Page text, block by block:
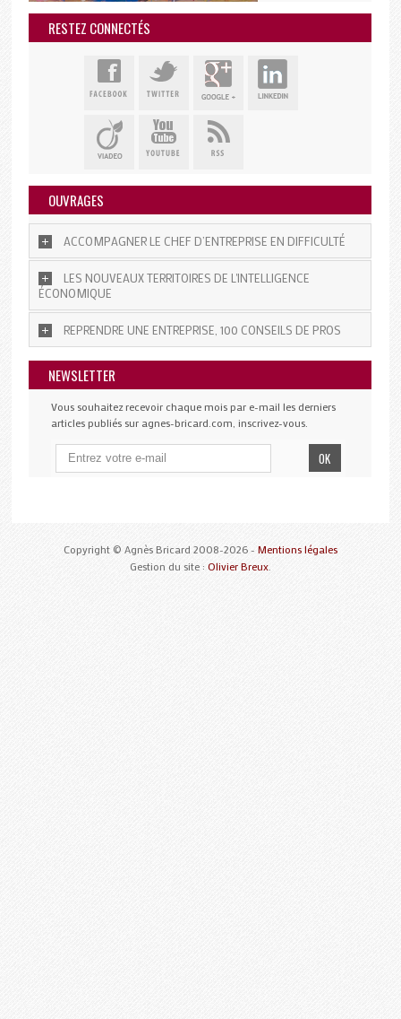
RESTEZ CONNECTÉS
OUVRAGES
ACCOMPAGNER LE CHEF D’ENTREPRISE EN DIFFICULTÉ
LES NOUVEAUX TERRITOIRES DE L'INTELLIGENCE
ÉCONOMIQUE
REPRENDRE UNE ENTREPRISE, 100 CONSEILS DE PROS
NEWSLETTER
Vous souhaitez recevoir chaque mois par e-mail les derniers
articles publiés sur agnes-bricard.com, inscrivez-vous.
Copyright © Agnès Bricard 2008-2026 - Mentions légales
Gestion du site : Olivier Breux.